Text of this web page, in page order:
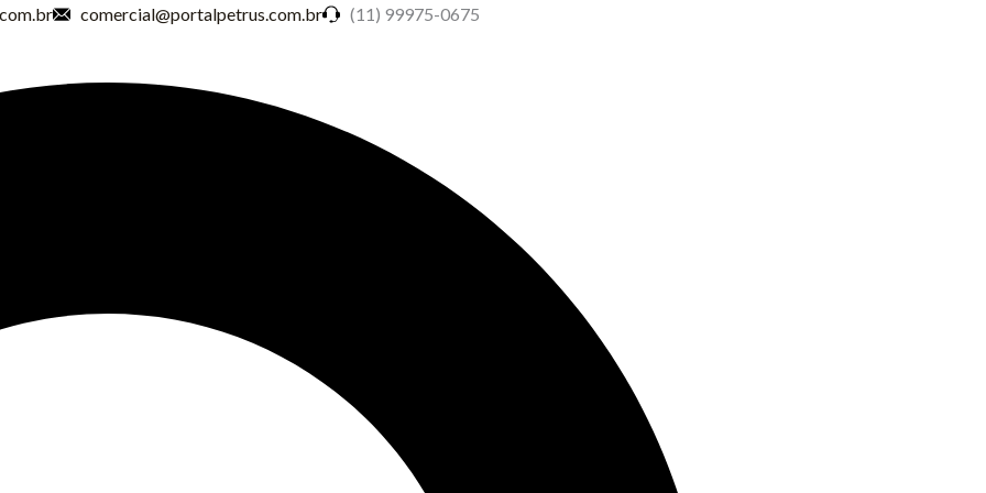
comercial@portalpetrus.com.br (11) 99975-0675